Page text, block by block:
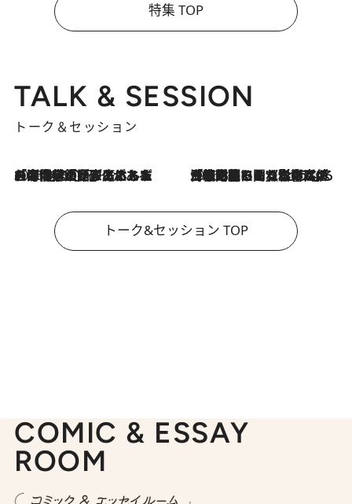
特集 TOP
TALK & SESSION
トーク＆セッション
2026.8.3
「今後値上げがあるとすれば…」「リスクがあるのは今年の冬」エネルギー専門家が語る、ホルムズ海峡封鎖が家庭にもたらす“ある心配” 2026.8.3
「住宅建てられない…」「サーチャージ料の高値が続いている」ホルムズ海峡封鎖による影響はいつまで続く？《エネルギー専門家に聞く“どうなる日本の暮らし”》
トーク&セッション TOP
COMIC & ESSAY
ROOM